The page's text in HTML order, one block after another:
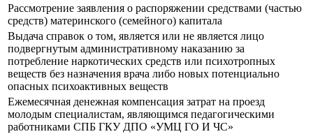
Рассмотрение заявления о распоряжении средствами (частью
средств) материнского (семейного) капитала
Выдача справок о том, является или не является лицо
подвергнутым административному наказанию за
потребление наркотических средств или психотропных
веществ без назначения врача либо новых потенциально
опасных психоактивных веществ
Ежемесячная денежная компенсация затрат на проезд
молодым специалистам, являющимся педагогическими
работниками СПБ ГКУ ДПО «УМЦ ГО И ЧС»